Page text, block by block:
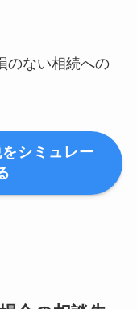
のない相続への
シミュレー